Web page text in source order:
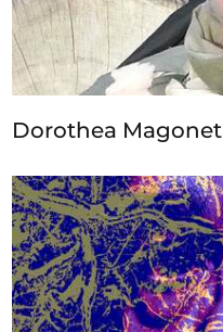
Dorothea Magonet